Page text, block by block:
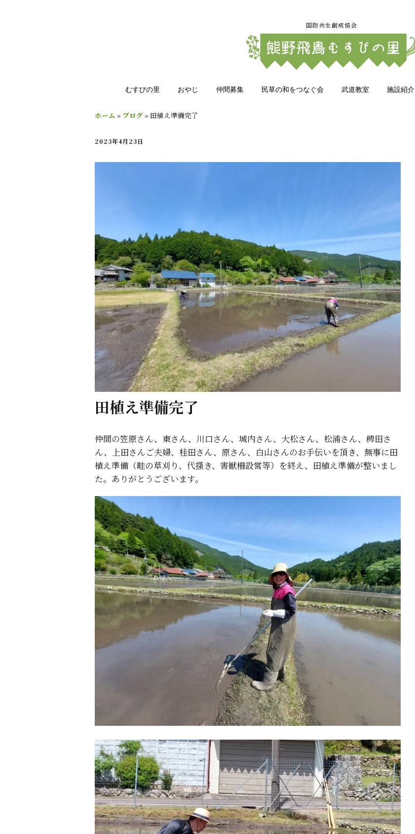
国際共生創成協会
むすびの里 おやじ 仲間募集 民草の和をつなぐ会 武道教室 施設紹介
ホーム » ブログ » 田植え準備完了
2023年4月23日
田植え準備完了
仲間の笠原さん、東さん、川口さん、城内さん、大松さん、松浦さん、稗田さ
ん、上田さんご夫婦、桂田さん、原さん、白山さんのお手伝いを頂き、無事に田
植え準備（畦の草刈り、代搔き、害獣柵設営等）を終え、田植え準備が整いまし
た。ありがとうございます。